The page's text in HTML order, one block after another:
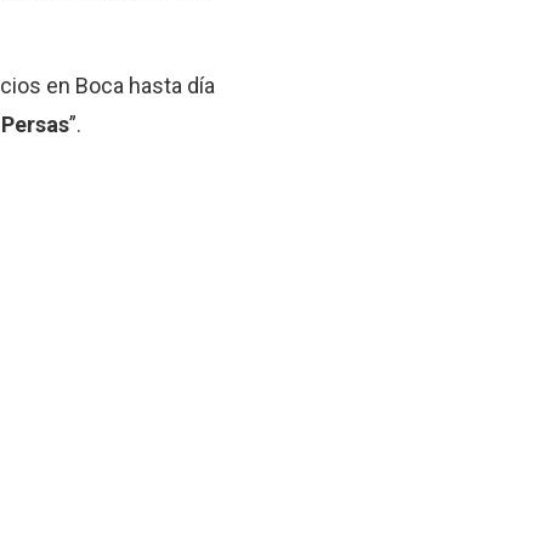
en Boca hasta día
”.